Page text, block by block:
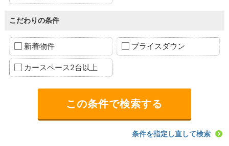
こだわりの条件
新着物件 プライスダウン
カースペース2台以上
条件を指定し直して検索